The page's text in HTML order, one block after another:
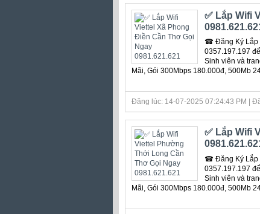
✅ Lắp Wifi
☎ Đăng Ký Lắp
0357.197.197
Sinh viên và
Mãi, Gói 300Mbps 180.000đ, 500Mb
Đăng lúc: 14-07-2025 07:24:43 PM |
✅ Lắp Wifi
☎ Đăng Ký Lắp
0357.197.197
Sinh viên và
Mãi, Gói 300Mbps 180.000đ, 500Mb